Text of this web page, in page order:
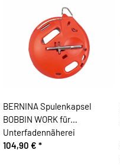
BERNINA Spulenkapsel
BOBBIN WORK für
Unterfadennäherei
104,90 € *